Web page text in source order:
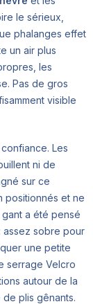
le sérieux,
phalanges effet
un air plus
les
Pas de gros
visible
Les
ni de
sur ce
positionnés et ne
a été pensé
assez sobre pour
une petite
serrage Velcro
autour de la
plis gênants.